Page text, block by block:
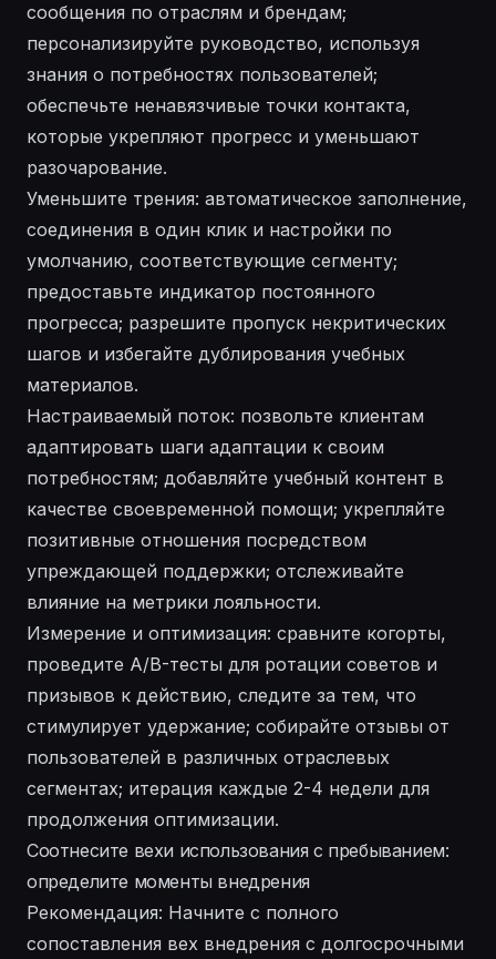
сообщения по отраслям и брендам;
персонализируйте руководство, используя
знания о потребностях пользователей;
обеспечьте ненавязчивые точки контакта,
которые укрепляют прогресс и уменьшают
разочарование.
Уменьшите трения: автоматическое заполнение,
соединения в один клик и настройки по
умолчанию, соответствующие сегменту;
предоставьте индикатор постоянного
прогресса; разрешите пропуск некритических
шагов и избегайте дублирования учебных
материалов.
Настраиваемый поток: позвольте клиентам
адаптировать шаги адаптации к своим
потребностям; добавляйте учебный контент в
качестве своевременной помощи; укрепляйте
позитивные отношения посредством
упреждающей поддержки; отслеживайте
влияние на метрики лояльности.
Измерение и оптимизация: сравните когорты,
проведите A/B-тесты для ротации советов и
призывов к действию, следите за тем, что
стимулирует удержание; собирайте отзывы от
пользователей в различных отраслевых
сегментах; итерация каждые 2-4 недели для
продолжения оптимизации.
Соотнесите вехи использования с пребыванием:
определите моменты внедрения
Рекомендация: Начните с полного
сопоставления вех внедрения с долгосрочными